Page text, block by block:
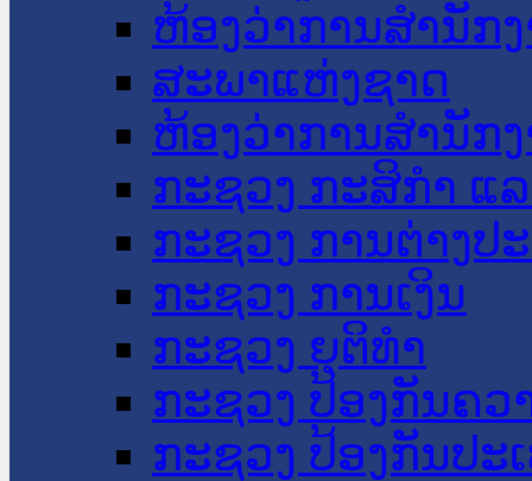
ຫ້ອງວ່າການສໍານັກ
ສະພາແຫ່ງຊາດ
ຫ້ອງວ່າການສຳນັກ
ກະຊວງ ກະສິກຳ ແ
ກະຊວງ ການຕ່າງປ
ກະຊວງ ການເງິນ
ກະຊວງ ຍຸຕິທໍາ
ກະຊວງ ປ້ອງກັນຄວ
ກະຊວງ ປ້ອງກັນປະ